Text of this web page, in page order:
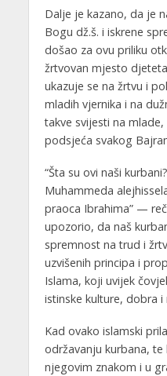
Dalje je kazano, da je
Bogu dž.š. i iskrene
došao za ovu priliku
žrtvovan mjesto
ukazuje se na žrtvu i
mladih vjernika i na
takve svijesti na
podsjeća svakog
“Šta su ovi naši
Muhammeda
praoca Ibrahima” —
upozorio, da naš
spremnost na trud i
uzvišenih principa i
Islama, koji uvijek
istinske kulture, dobra i
Kad ovako islamski
održavanju kurbana,
njegovim znakom i u